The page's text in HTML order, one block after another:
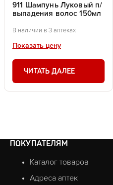
911 Шампунь Луковый п/
выпадения волос 150мл
В наличии в 3 аптеках
Показать цену
ЧИТАТЬ ДАЛЕЕ
ПОКУПАТЕЛЯМ
Каталог товаров
Адреса аптек